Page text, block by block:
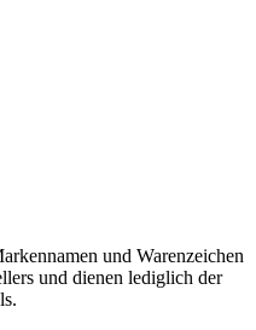
und Warenzeichen
und dienen lediglich der